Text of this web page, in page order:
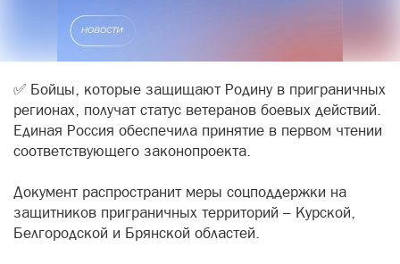
✅ Бойцы, которые защищают Родину в приграничных
регионах, получат статус ветеранов боевых действий.
Единая Россия обеспечила принятие в первом чтении
соответствующего законопроекта.
Документ распространит меры соцподдержки на
защитников приграничных территорий – Курской,
Белгородской и Брянской областей.